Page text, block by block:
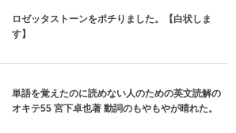
ロゼッタストーンをポチりました。【白状しま
す】
単語を覚えたのに読めない人のための英文読解の
オキテ55 宮下卓也著 動詞のもやもやが晴れた。